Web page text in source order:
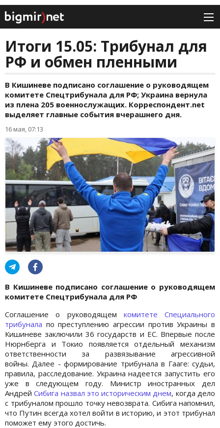
Итоги 15.05: Трибунал для
РФ и обмен пленными
В Кишиневе подписано соглашение о руководящем
комитете Спецтрибунала для РФ; Украина вернула
из плена 205 военнослужащих. Корреспондент.net
выделяет главные события вчерашнего дня.
16 мая, 07:13
В Кишиневе подписано соглашение о руководящем
комитете Спецтрибунала для РФ
Соглашение о руководящем комитете Специального
трибунала по преступлению агрессии против Украины в
Кишиневе заключили 36 государств и ЕС. Впервые после
Нюрнберга и Токио появляется отдельный механизм
ответственности за развязывание агрессивной
войны. Далее - формирование трибунала в Гааге: судьи,
правила, расследование. Украина надеется запустить его
уже в следующем году. Министр иностранных дел
АндрейСибига назвал это историческим днем, когда дело
с трибуналом прошло точку невозврата. Сибига напомнил,
что Путин всегда хотел войти в историю, и этот трибунал
поможет ему этого достичь.